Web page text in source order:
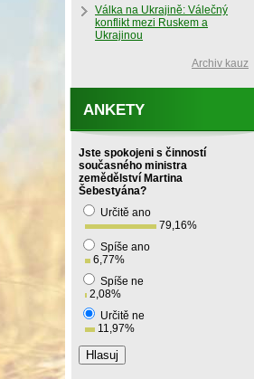
Válka na Ukrajině: Válečný
konflikt mezi Ruskem a
Ukrajinou
Archiv kauz
ANKETY
Jste spokojeni s činností
současného ministra
zemědělství Martina
Šebestyána?
Určitě ano
79,16%
Spíše ano
6,77%
Spíše ne
2,08%
Určitě ne
11,97%